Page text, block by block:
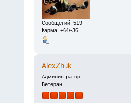
Сообщений: 519
Карма: +64/-36
AlexZhuk
Администратор
Ветеран